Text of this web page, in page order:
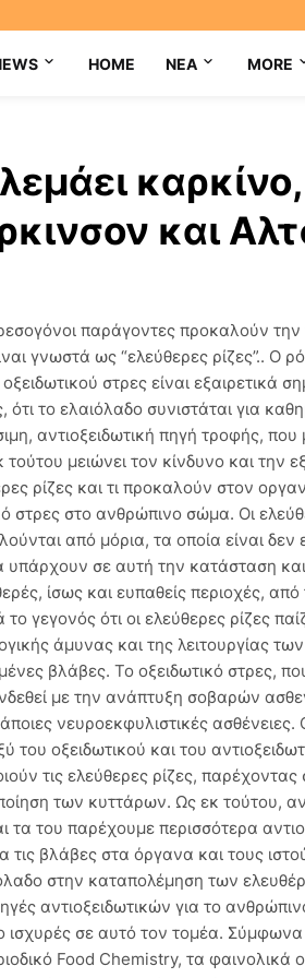
HOME NEA MORE
καρκίνο,
και
παράγοντες προκαλούν
γνωστά ως “ελεύθερες ρίζες”.. Ο
στρες είναι εξαιρετικά
το ελαιόλαδο συνιστάται για
αντιοξειδωτική πηγή τροφής, που
μειώνει τον κίνδυνο και την
ρίζες και τι προκαλούν στον
στρες στο ανθρώπινο σώμα. Οι
από μόρια, τα οποία είναι δεν
υπάρχουν σε αυτή την κατάσταση
ίσως και ευπαθείς περιοχές, από
γεγονός ότι οι ελεύθερες ρίζες
άμυνας και της λειτουργίας
βλάβες. Το οξειδωτικό στρες,
με την ανάπτυξη σοβαρών
νευροεκφυλιστικές ασθένειες.
του οξειδωτικού και του
τις ελεύθερες ρίζες, παρέχοντας
των κυττάρων. Ως εκ τούτου,
του παρέχουμε περισσότερα
τις βλάβες στα όργανα και τους
στην καταπολέμηση των
αντιοξειδωτικών για το
ισχυρές σε αυτό τον τομέα.
Food Chemistry, τα φαινολικά